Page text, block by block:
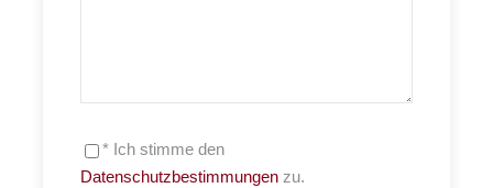
* Ich stimme den
Datenschutzbestimmungen zu.